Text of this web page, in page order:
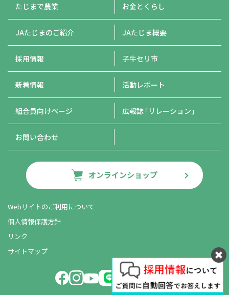
たじまで農業 お金とくらし
JAたじまのご紹介 JAたじま概要
採用情報 子牛セリ市
新着情報 活動レポート
組合員向けページ 広報誌「リレーション」
お問い合わせ
オンラインショップ
Webサイトのご利用について
個人情報保護方針
リンク
サイトマップ
LINE友だち追加